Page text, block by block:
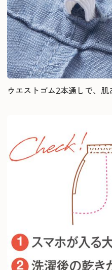
ウエストゴム2本通しで、肌